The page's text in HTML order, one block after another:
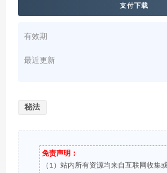
支付下载
有效期
最近更新
秘法
免责声明：
（1）站内所有资源均来自互联网收集